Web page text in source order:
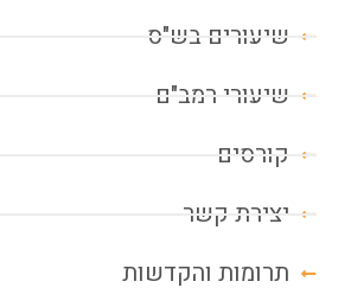
שיעורים בש"ס
שיעורי רמב"ם
קורסים
יצירת קשר
תרומות והקדשות